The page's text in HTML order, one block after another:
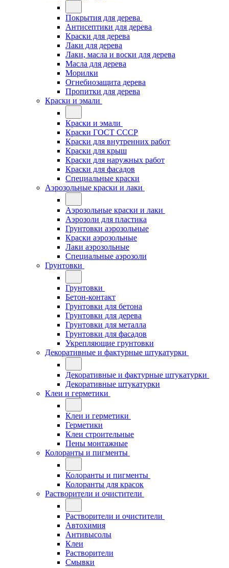
Покрытия для дерева
Антисептики для дерева
Краски для дерева
Лаки для дерева
Лаки, масла и воски для дерева
Масла для дерева
Морилки
Огнебиозащита дерева
Пропитки для дерева
Краски и эмали
Краски и эмали
Краски ГОСТ СССР
Краски для внутренних работ
Краски для крыш
Краски для наружных работ
Краски для фасадов
Специальные краски
Аэрозольные краски и лаки
Аэрозольные краски и лаки
Аэрозоли для пластика
Грунтовки аэрозольные
Краски аэрозольные
Лаки аэрозольные
Специальные аэрозоли
Грунтовки
Грунтовки
Бетон-контакт
Грунтовки для бетона
Грунтовки для дерева
Грунтовки для металла
Грунтовки для фасадов
Укрепляющие грунтовки
Декоративные и фактурные штукатурки
Декоративные и фактурные штукатурки
Декоративные штукатурки
Клеи и герметики
Клеи и герметики
Герметики
Клеи строительные
Пены монтажные
Колоранты и пигменты
Колоранты и пигменты
Колоранты для красок
Растворители и очистители
Растворители и очистители
Автохимия
Антивысолы
Клеи
Растворители
Смывки